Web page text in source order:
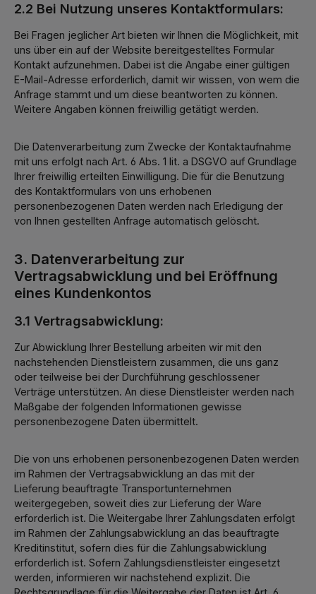
2.2 Bei Nutzung unseres Kontaktformulars:
Bei Fragen jeglicher Art bieten wir Ihnen die Möglichkeit, mit
uns über ein auf der Website bereitgestelltes Formular
Kontakt aufzunehmen. Dabei ist die Angabe einer gültigen
E-Mail-Adresse erforderlich, damit wir wissen, von wem die
Anfrage stammt und um diese beantworten zu können.
Weitere Angaben können freiwillig getätigt werden.
Die Datenverarbeitung zum Zwecke der Kontaktaufnahme
mit uns erfolgt nach Art. 6 Abs. 1 lit. a DSGVO auf Grundlage
Ihrer freiwillig erteilten Einwilligung. Die für die Benutzung
des Kontaktformulars von uns erhobenen
personenbezogenen Daten werden nach Erledigung der
von Ihnen gestellten Anfrage automatisch gelöscht.
3. Datenverarbeitung zur
Vertragsabwicklung und bei Eröffnung
eines Kundenkontos
3.1 Vertragsabwicklung:
Zur Abwicklung Ihrer Bestellung arbeiten wir mit den
nachstehenden Dienstleistern zusammen, die uns ganz
oder teilweise bei der Durchführung geschlossener
Verträge unterstützen. An diese Dienstleister werden nach
Maßgabe der folgenden Informationen gewisse
personenbezogene Daten übermittelt.
Die von uns erhobenen personenbezogenen Daten werden
im Rahmen der Vertragsabwicklung an das mit der
Lieferung beauftragte Transportunternehmen
weitergegeben, soweit dies zur Lieferung der Ware
erforderlich ist. Die Weitergabe Ihrer Zahlungsdaten erfolgt
im Rahmen der Zahlungsabwicklung an das beauftragte
Kreditinstitut, sofern dies für die Zahlungsabwicklung
erforderlich ist. Sofern Zahlungsdienstleister eingesetzt
werden, informieren wir nachstehend explizit. Die